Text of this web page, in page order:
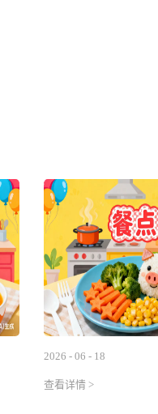
2026 - 06 - 18
查看详情 >